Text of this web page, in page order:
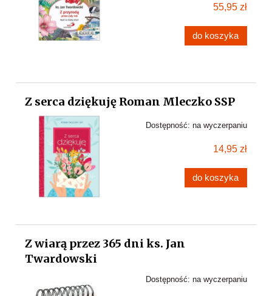
55,95 zł
do koszyka
Z serca dziękuję Roman Mleczko SSP
Dostępność: na wyczerpaniu
14,95 zł
do koszyka
Z wiarą przez 365 dni ks. Jan
Twardowski
Dostępność: na wyczerpaniu